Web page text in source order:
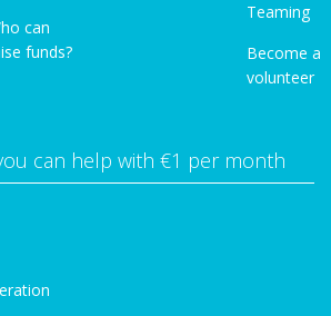
can
funds?
Teaming
Become a
volunteer
can help with €1 per month